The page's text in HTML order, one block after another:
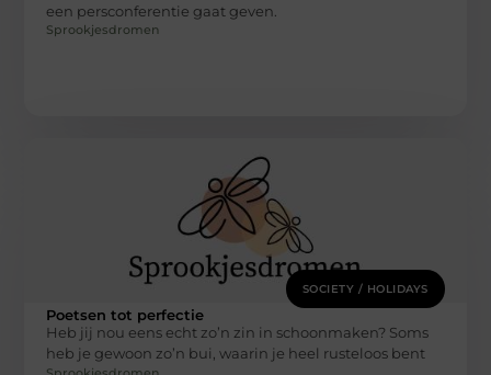
een persconferentie gaat geven.
Sprookjesdromen
SOCIETY / HOLIDAYS
Poetsen tot perfectie
Heb jij nou eens echt zo’n zin in schoonmaken? Soms
heb je gewoon zo’n bui, waarin je heel rusteloos bent